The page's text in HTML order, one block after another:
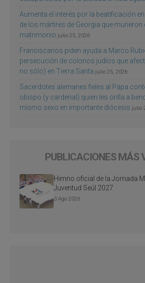
Aumenta el interés por la beatificación
de los mártires de Georgia que murieron
matrimonio julio 25, 2026
Franciscanos piden ayuda a Marco
persecución de colonos judíos que
no sólo) en Tierra Santa julio 25, 2026
Sacerdotes alemanes fieles al Papa
obispo (y cardenal) quien les orilla a
mismo sexo en importante diócesis julio
PUBLICACIONES MÁS
Himno oficial de la Jornada
Juventud Seúl 2027
3 Ago 2026